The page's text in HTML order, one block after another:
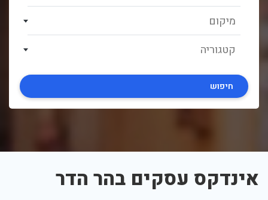
מיקום
קטגוריה
חיפוש
אינדקס עסקים בהר הדר